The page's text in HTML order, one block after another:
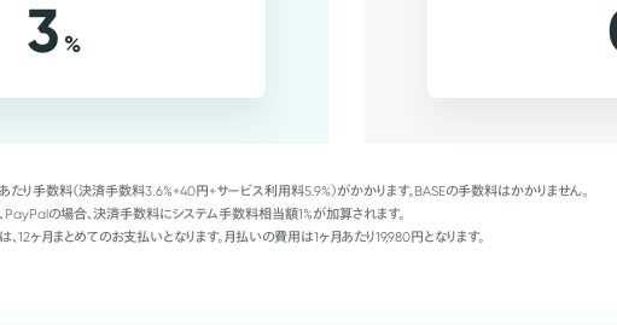
3 %
たり手数料（決済手数料3.6%+40円+サービス利用料5.9%）がかかります。BASEの手数料はかかりません。
の場合、決済手数料にシステム手数料相当額1%が加算されます。
12ヶ月まとめてのお支払いとなります。月払いの費用は1ヶ月あたり19,980円となります。